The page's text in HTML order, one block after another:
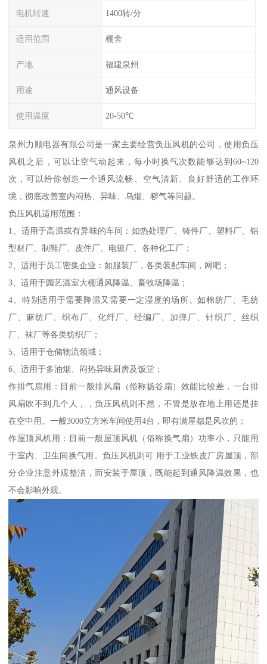
电机转速 1400转/分
适用范围 棚舍
产地 福建泉州
用途 通风设备
使用温度 20-50℃
泉州力顺电器有限公司是一家主要经营负压风机的公司，使用负压
风机之后，可以让空气动起来，每小时换气次数能够达到60~120
次，可以给你创造一个通风流畅、空气清新、良好舒适的工作环
境，彻底改善室内闷热、异味、乌烟、秽气等问题。
负压风机适用范围：
1、适用于高温或有异味的车间：如热处理厂、铸件厂、塑料厂、铝
型材厂、制鞋厂、皮件厂、电镀厂、各种化工厂；
2、适用于员工密集企业：如服装厂，各类装配车间，网吧；
3、适用于园艺温室大棚通风降温、畜牧场降温；
4、特别适用于需要降温又需要一定湿度的场所。如棉纺厂、毛纺
厂、麻纺厂、织布厂、化纤厂、经编厂、加弹厂、针织厂、丝织
厂、袜厂等各类纺织厂；
5、适用于仓储物流领域；
6、适用于多油烟、闷热异味厨房及饭堂；
作排气扇用：目前一般排风扇（俗称扬谷扇）效能比较差，一台排
风扇吹不到几个人，，负压风机则不然，不管是放在地上用还是挂
在空中用。一般3000立方米车间使用4台，即有满屋都是风吹的；
作屋顶风机用：目前一般屋顶风机（俗称换气扇）功率小，只能用
于室内、卫生间换气用。负压风机则可 用于工业铁皮厂房屋顶，部
分企业注意外观整洁，而安装于屋顶，既能起到通风降温效果，也
不会影响外观。